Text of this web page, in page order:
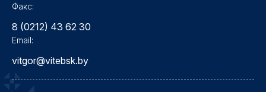
Факс:
8 (0212) 43 62 30
Email:
vitgor@vitebsk.by